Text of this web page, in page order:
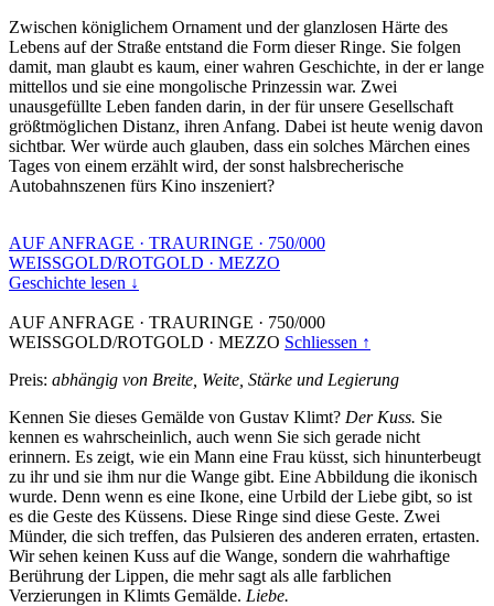
Zwischen königlichem Ornament und der glanzlosen Härte des
Lebens auf der Straße entstand die Form dieser Ringe. Sie folgen
damit, man glaubt es kaum, einer wahren Geschichte, in der er lange
mittellos und sie eine mongolische Prinzessin war. Zwei
unausgefüllte Leben fanden darin, in der für unsere Gesellschaft
größtmöglichen Distanz, ihren Anfang. Dabei ist heute wenig davon
sichtbar. Wer würde auch glauben, dass ein solches Märchen eines
Tages von einem erzählt wird, der sonst halsbrecherische
Autobahnszenen fürs Kino inszeniert?
AUF ANFRAGE · TRAURINGE · 750/000
WEISSGOLD/ROTGOLD · MEZZO
Geschichte lesen ↓
AUF ANFRAGE · TRAURINGE · 750/000
WEISSGOLD/ROTGOLD · MEZZO Schliessen ↑
Preis: abhängig von Breite, Weite, Stärke und Legierung
Kennen Sie dieses Gemälde von Gustav Klimt? Der Kuss. Sie
kennen es wahrscheinlich, auch wenn Sie sich gerade nicht
erinnern. Es zeigt, wie ein Mann eine Frau küsst, sich hinunterbeugt
zu ihr und sie ihm nur die Wange gibt. Eine Abbildung die ikonisch
wurde. Denn wenn es eine Ikone, eine Urbild der Liebe gibt, so ist
es die Geste des Küssens. Diese Ringe sind diese Geste. Zwei
Münder, die sich treffen, das Pulsieren des anderen erraten, ertasten.
Wir sehen keinen Kuss auf die Wange, sondern die wahrhaftige
Berührung der Lippen, die mehr sagt als alle farblichen
Verzierungen in Klimts Gemälde. Liebe.